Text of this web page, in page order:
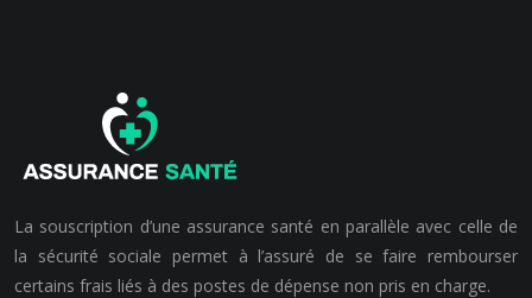
La souscription d’une assurance santé en parallèle avec celle de
la sécurité sociale permet à l’assuré de se faire rembourser
certains frais liés à des postes de dépense non pris en charge.